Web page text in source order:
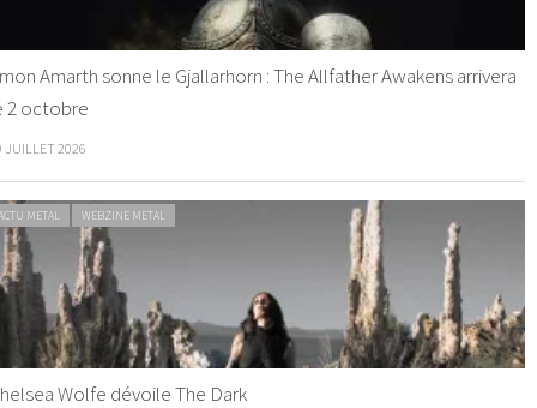
Amarth sonne le Gjallarhorn : The Allfather Awakens arrivera
2 octobre
JUILLET 2026
METAL WEBZINE METAL
Wolfe dévoile The Dark